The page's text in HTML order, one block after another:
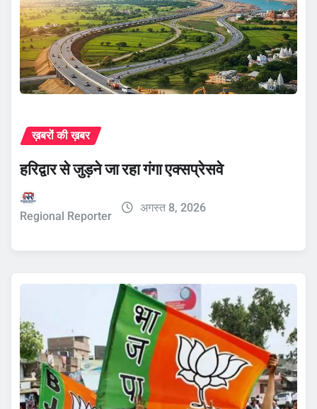
ख़बरों की ख़बर
हरिद्वार से जुड़ने जा रहा गंगा एक्सप्रेसवे
Regional Reporter
अगस्त 8, 2026